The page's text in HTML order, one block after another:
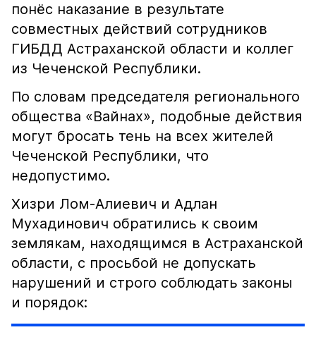
понёс наказание в результате
совместных действий сотрудников
ГИБДД Астраханской области и коллег
из Чеченской Республики.
По словам председателя регионального
общества «Вайнах», подобные действия
могут бросать тень на всех жителей
Чеченской Республики, что
недопустимо.
Хизри Лом-Алиевич и Адлан
Мухадинович обратились к своим
землякам, находящимся в Астраханской
области, с просьбой не допускать
нарушений и строго соблюдать законы
и порядок: